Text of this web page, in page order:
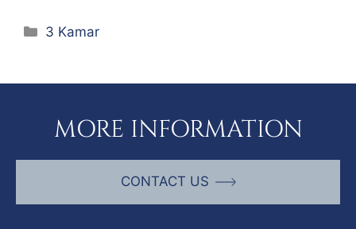
Categories
3 Kamar
MORE INFORMATION
CONTACT US